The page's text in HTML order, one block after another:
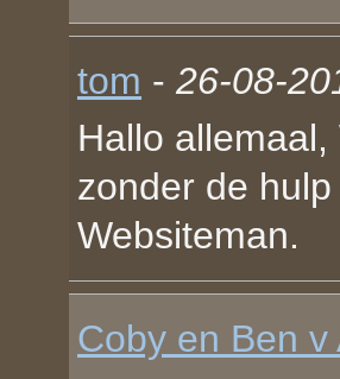
tom - 26-08-
Hallo
zonder de
Websiteman.
Coby en Ben v